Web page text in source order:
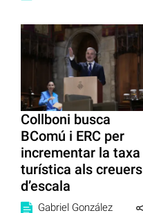
Collboni busca
BComú i ERC per
incrementar la taxa
turística als creuers
d’escala
Gabriel González